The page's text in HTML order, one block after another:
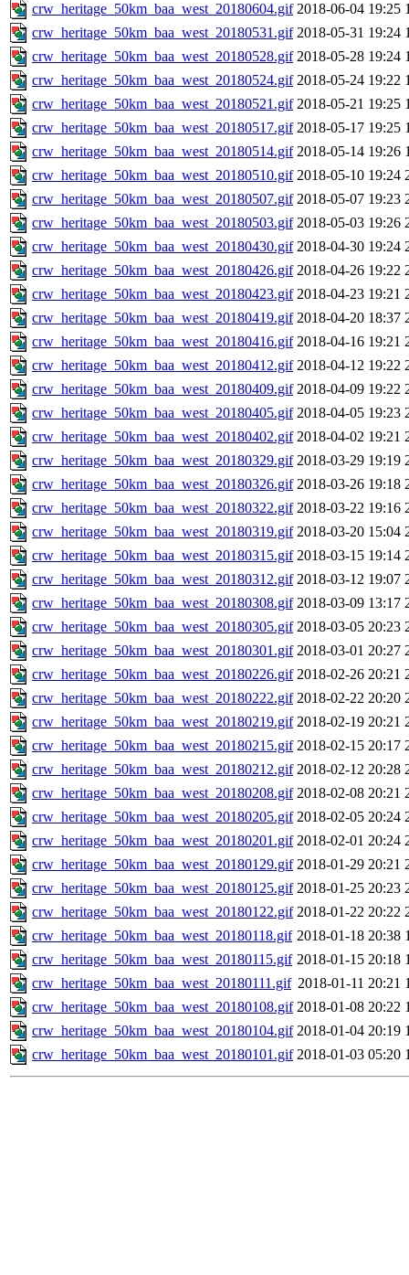
crw_heritage_50km_baa_west_20180604.gif 2018-06-04 19:25
crw_heritage_50km_baa_west_20180531.gif 2018-05-31 19:24
crw_heritage_50km_baa_west_20180528.gif 2018-05-28 19:24
crw_heritage_50km_baa_west_20180524.gif 2018-05-24 19:22
crw_heritage_50km_baa_west_20180521.gif 2018-05-21 19:25
crw_heritage_50km_baa_west_20180517.gif 2018-05-17 19:25
crw_heritage_50km_baa_west_20180514.gif 2018-05-14 19:26
crw_heritage_50km_baa_west_20180510.gif 2018-05-10 19:24
crw_heritage_50km_baa_west_20180507.gif 2018-05-07 19:23
crw_heritage_50km_baa_west_20180503.gif 2018-05-03 19:26
crw_heritage_50km_baa_west_20180430.gif 2018-04-30 19:24
crw_heritage_50km_baa_west_20180426.gif 2018-04-26 19:22
crw_heritage_50km_baa_west_20180423.gif 2018-04-23 19:21
crw_heritage_50km_baa_west_20180419.gif 2018-04-20 18:37
crw_heritage_50km_baa_west_20180416.gif 2018-04-16 19:21
crw_heritage_50km_baa_west_20180412.gif 2018-04-12 19:22
crw_heritage_50km_baa_west_20180409.gif 2018-04-09 19:22
crw_heritage_50km_baa_west_20180405.gif 2018-04-05 19:23
crw_heritage_50km_baa_west_20180402.gif 2018-04-02 19:21
crw_heritage_50km_baa_west_20180329.gif 2018-03-29 19:19
crw_heritage_50km_baa_west_20180326.gif 2018-03-26 19:18
crw_heritage_50km_baa_west_20180322.gif 2018-03-22 19:16
crw_heritage_50km_baa_west_20180319.gif 2018-03-20 15:04
crw_heritage_50km_baa_west_20180315.gif 2018-03-15 19:14
crw_heritage_50km_baa_west_20180312.gif 2018-03-12 19:07
crw_heritage_50km_baa_west_20180308.gif 2018-03-09 13:17
crw_heritage_50km_baa_west_20180305.gif 2018-03-05 20:23
crw_heritage_50km_baa_west_20180301.gif 2018-03-01 20:27
crw_heritage_50km_baa_west_20180226.gif 2018-02-26 20:21
crw_heritage_50km_baa_west_20180222.gif 2018-02-22 20:20
crw_heritage_50km_baa_west_20180219.gif 2018-02-19 20:21
crw_heritage_50km_baa_west_20180215.gif 2018-02-15 20:17
crw_heritage_50km_baa_west_20180212.gif 2018-02-12 20:28
crw_heritage_50km_baa_west_20180208.gif 2018-02-08 20:21
crw_heritage_50km_baa_west_20180205.gif 2018-02-05 20:24
crw_heritage_50km_baa_west_20180201.gif 2018-02-01 20:24
crw_heritage_50km_baa_west_20180129.gif 2018-01-29 20:21
crw_heritage_50km_baa_west_20180125.gif 2018-01-25 20:23
crw_heritage_50km_baa_west_20180122.gif 2018-01-22 20:22
crw_heritage_50km_baa_west_20180118.gif 2018-01-18 20:38
crw_heritage_50km_baa_west_20180115.gif 2018-01-15 20:18
crw_heritage_50km_baa_west_20180111.gif 2018-01-11 20:21
crw_heritage_50km_baa_west_20180108.gif 2018-01-08 20:22
crw_heritage_50km_baa_west_20180104.gif 2018-01-04 20:19
crw_heritage_50km_baa_west_20180101.gif 2018-01-03 05:20